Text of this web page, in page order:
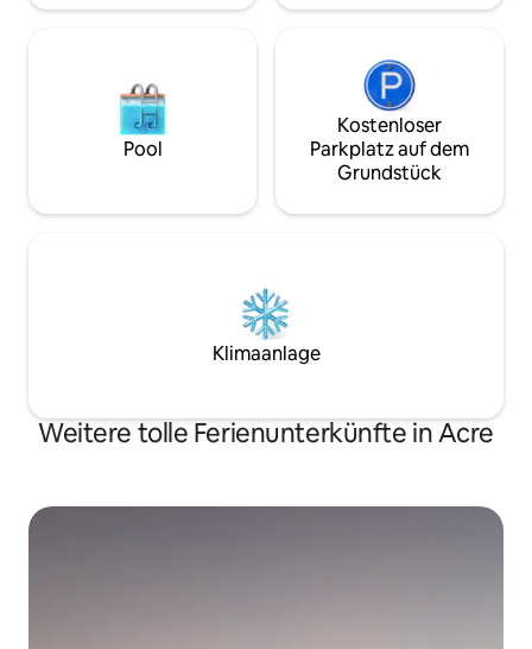
Pool
Kostenloser
Parkplatz auf dem
Grundstück
Klimaanlage
Weitere tolle Ferienunterkünfte in Acre